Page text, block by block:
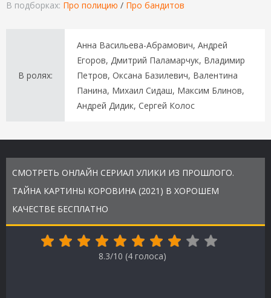
В подборках: Про полицию / Про бандитов
В ролях:
Анна Васильева-Абрамович, Андрей
Егоров, Дмитрий Паламарчук, Владимир
Петров, Оксана Базилевич, Валентина
Панина, Михаил Сидаш, Максим Блинов,
Андрей Дидик, Сергей Колос
СМОТРЕТЬ ОНЛАЙН СЕРИАЛ УЛИКИ ИЗ ПРОШЛОГО.
ТАЙНА КАРТИНЫ КОРОВИНА (2021) В ХОРОШЕМ
КАЧЕСТВЕ БЕСПЛАТНО
8.3/10 (4 голоса)